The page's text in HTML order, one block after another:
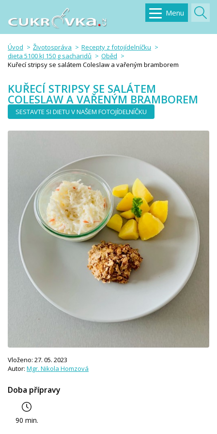
Menu
Úvod Životospráva
Recepty z fotojídelníčku
dieta 5100 kJ 150 g sacharidů
Oběd
Kuřecí stripsy se salátem Coleslaw a vařeným bramborem
KUŘECÍ STRIPSY SE SALÁTEM
COLESLAW A VAŘENÝM BRAMBOREM
SESTAVTE SI DIETU V NAŠEM FOTOJÍDELNÍČKU
Doba přípravy
90 min.
Vloženo: 27. 05. 2023
Autor: Mgr. Nikola Homzová